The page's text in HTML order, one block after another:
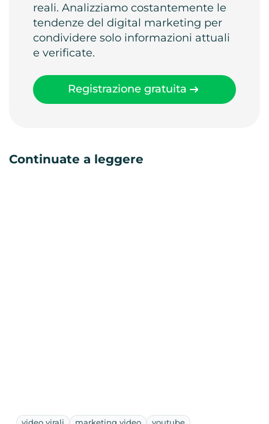
reali. Analizziamo costantemente le
tendenze del digital marketing per
condividere solo informazioni attuali
e verificate.
Registrazione gratuita
Continuate a leggere